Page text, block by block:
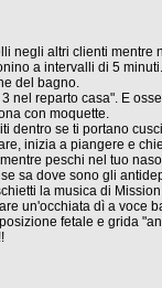
negli altri clienti mentre
a intervalli di 5 minuti.
del bagno.
nel reparto casa". E
con moquette.
dentro se ti portano
inizia a piangere e
peschi nel tuo
sa dove sono gli
la musica di
un'occhiata dì a voce
fetale e grida